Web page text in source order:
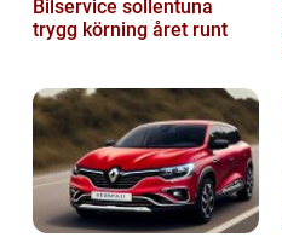
Bilservice sollentuna
trygg körning året runt